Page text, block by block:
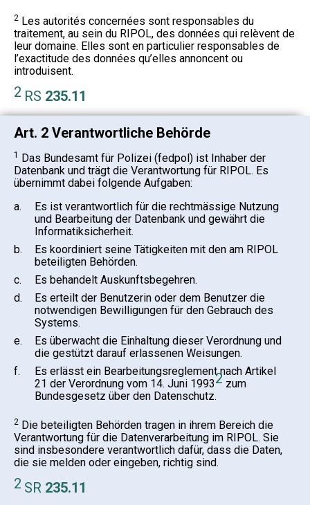
2 Les autorités concernées sont responsables du
traitement, au sein du RIPOL, des données qui relèvent de
leur domaine. Elles sont en particulier responsables de
l’exactitude des données qu’elles annoncent ou
introduisent.
2 RS 235.11
Art. 2 Verantwortliche Behörde
1 Das Bundesamt für Polizei (fedpol) ist Inhaber der
Datenbank und trägt die Verantwortung für RIPOL. Es
übernimmt dabei folgende Aufgaben:
a.
Es ist verantwortlich für die rechtmässige Nutzung
und Bearbeitung der Datenbank und gewährt die
Informatiksicherheit.
b.
Es koordiniert seine Tätigkeiten mit den am RIPOL
beteiligten Behörden.
c.
Es behandelt Auskunftsbegehren.
d.
Es erteilt der Benutzerin oder dem Benutzer die
notwendigen Bewilligungen für den Gebrauch des
Systems.
e.
Es überwacht die Einhaltung dieser Verordnung und
die gestützt darauf erlassenen Weisungen.
f.
Es erlässt ein Bearbeitungsreglement nach Artikel
21 der Verordnung vom 14. Juni 19932 zum
Bundesgesetz über den Datenschutz.
2 Die beteiligten Behörden tragen in ihrem Bereich die
Verantwortung für die Datenverarbeitung im RIPOL. Sie
sind insbesondere verantwortlich dafür, dass die Daten,
die sie melden oder eingeben, richtig sind.
2 SR 235.11